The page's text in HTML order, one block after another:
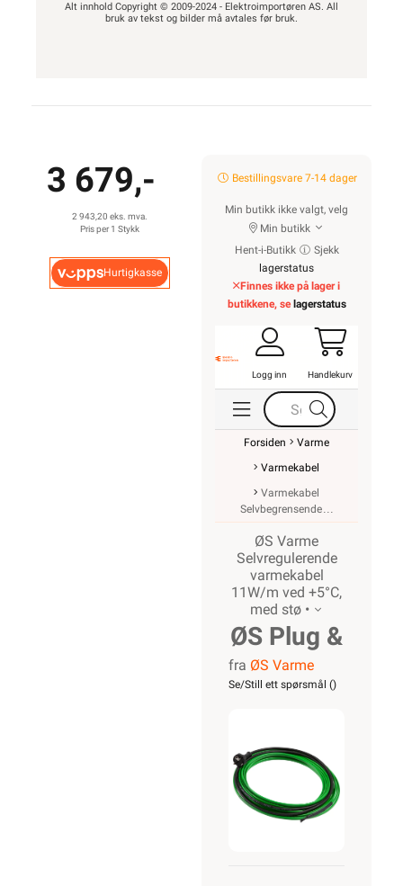
Alt innhold Copyright © 2009-2024 - Elektroimportøren AS. All
bruk av tekst og bilder må avtales før bruk.
3 679,-
2 943,20 eks. mva.
Pris per 1 Stykk
Hurtigkasse
Bestillingsvare 7-14 dager
Min butikk ikke valgt, velg
Min butikk
Hent-i-Butikk
Sjekk
lagerstatus
Finnes ikke på lager i
butikkene, se lagerstatus
Logg inn Handlekurv
Forsiden
Varme
Varmekabel
Varmekabel
Selvbegrensende
ØS Varme
Selvregulerende
varmekabel
11W/m ved +5°C,
med stø •
ØS Plug &
Play
16m
fra ØS Varme
Se/Still ett spørsmål ()